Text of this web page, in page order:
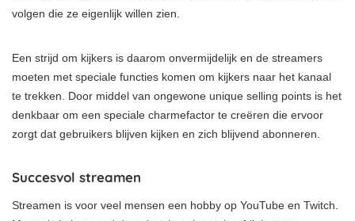
volgen die ze eigenlijk willen zien.
Een strijd om kijkers is daarom onvermijdelijk en de streamers
moeten met speciale functies komen om kijkers naar het kanaal
te trekken. Door middel van ongewone unique selling points is het
denkbaar om een speciale charmefactor te creëren die ervoor
zorgt dat gebruikers blijven kijken en zich blijvend abonneren.
Succesvol streamen
Streamen is voor veel mensen een hobby op YouTube en Twitch.